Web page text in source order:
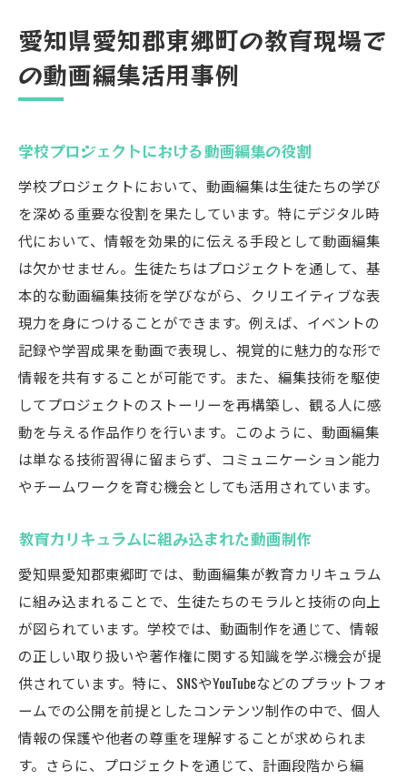
愛知県愛知郡東郷町の教育現場で
の動画編集活用事例
学校プロジェクトにおける動画編集の役割
学校プロジェクトにおいて、動画編集は生徒たちの学び
を深める重要な役割を果たしています。特にデジタル時
代において、情報を効果的に伝える手段として動画編集
は欠かせません。生徒たちはプロジェクトを通して、基
本的な動画編集技術を学びながら、クリエイティブな表
現力を身につけることができます。例えば、イベントの
記録や学習成果を動画で表現し、視覚的に魅力的な形で
情報を共有することが可能です。また、編集技術を駆使
してプロジェクトのストーリーを再構築し、観る人に感
動を与える作品作りを行います。このように、動画編集
は単なる技術習得に留まらず、コミュニケーション能力
やチームワークを育む機会としても活用されています。
教育カリキュラムに組み込まれた動画制作
愛知県愛知郡東郷町では、動画編集が教育カリキュラム
に組み込まれることで、生徒たちのモラルと技術の向上
が図られています。学校では、動画制作を通じて、情報
の正しい取り扱いや著作権に関する知識を学ぶ機会が提
供されています。特に、SNSやYouTubeなどのプラットフォ
ームでの公開を前提としたコンテンツ制作の中で、個人
情報の保護や他者の尊重を理解することが求められま
す。さらに、プロジェクトを通じて、計画段階から編